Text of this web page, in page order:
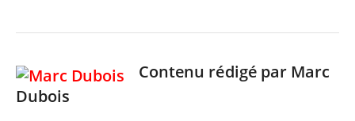
Contenu rédigé par Marc
Dubois